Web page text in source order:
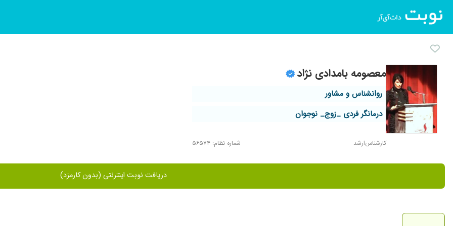
معصومه بامدادی نژاد
روانشناس و مشاور
درمانگر فردی _زوج_ نوجوان
کارشناس‌ارشد شماره نظام: ۵۶۵۷۴
دریافت نوبت اینترنتی (بدون کارمزد)